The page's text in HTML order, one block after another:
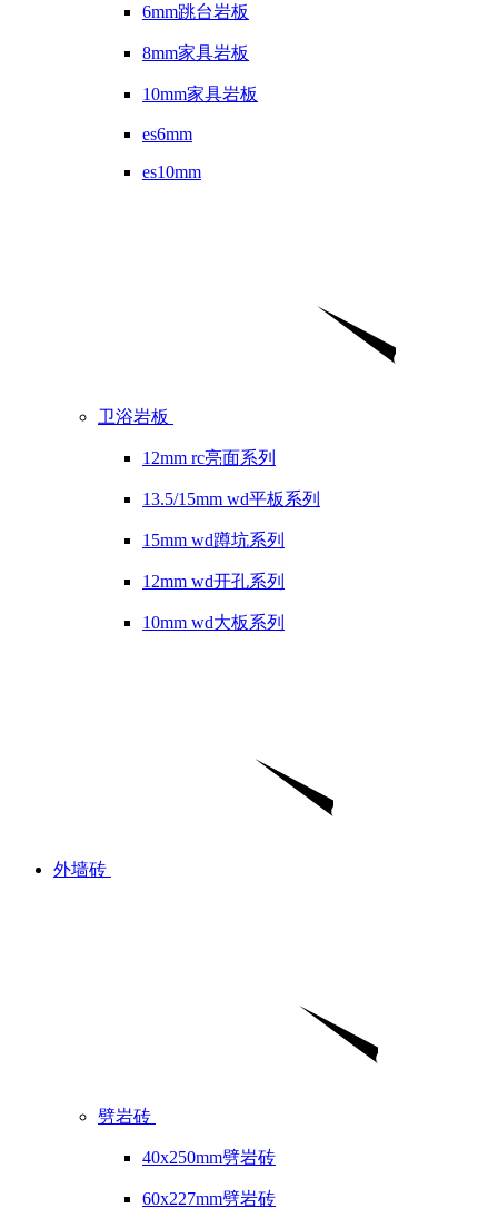
6mm跳台岩板
8mm家具岩板
10mm家具岩板
es6mm
es10mm
卫浴岩板
12mm rc亮面系列
13.5/15mm wd平板系列
15mm wd蹲坑系列
12mm wd开孔系列
10mm wd大板系列
外墙砖
劈岩砖
40x250mm劈岩砖
60x227mm劈岩砖